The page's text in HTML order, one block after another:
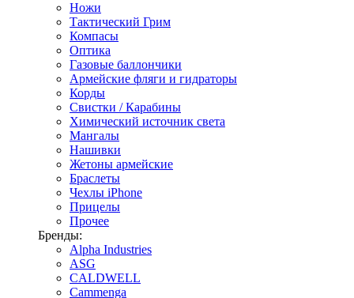
Ножи
Тактический Грим
Компасы
Оптика
Газовые баллончики
Армейские фляги и гидраторы
Корды
Свистки / Карабины
Химический источник света
Мангалы
Нашивки
Жетоны армейские
Браслеты
Чехлы iPhone
Прицелы
Прочее
Бренды:
Alpha Industries
ASG
CALDWELL
Cammenga